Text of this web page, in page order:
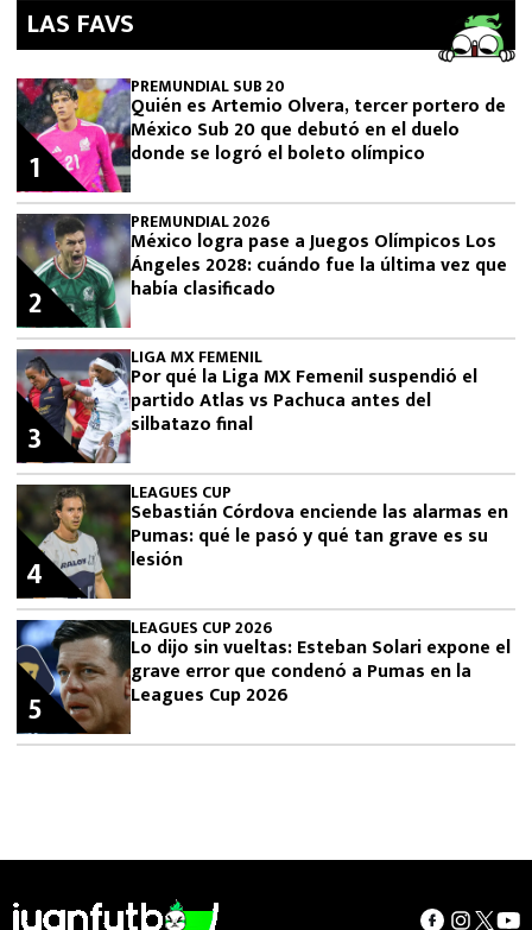
LAS FAVS
PREMUNDIAL SUB 20
Quién es Artemio Olvera, tercer portero de
México Sub 20 que debutó en el duelo
donde se logró el boleto olímpico
1
PREMUNDIAL 2026
México logra pase a Juegos Olímpicos Los
Ángeles 2028: cuándo fue la última vez que
había clasificado
2
LIGA MX FEMENIL
Por qué la Liga MX Femenil suspendió el
partido Atlas vs Pachuca antes del
silbatazo final
3
LEAGUES CUP
Sebastián Córdova enciende las alarmas en
Pumas: qué le pasó y qué tan grave es su
lesión
4
LEAGUES CUP 2026
Lo dijo sin vueltas: Esteban Solari expone el
grave error que condenó a Pumas en la
Leagues Cup 2026
5